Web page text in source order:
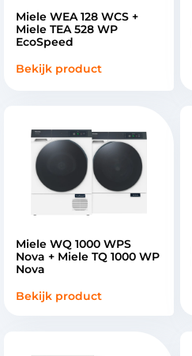
Miele WEA 128 WCS +
Miele TEA 528 WP
EcoSpeed
Bekijk product
Miele WQ 1000 WPS
Nova + Miele TQ 1000 WP
Nova
Bekijk product